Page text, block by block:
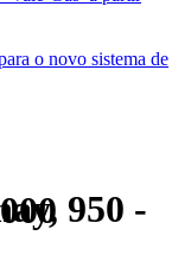
o novo sistema de
000